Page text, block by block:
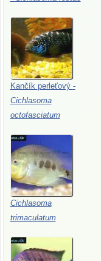
Kančík perleťový -
Cichlasoma
octofasciatum
Cichlasoma
trimaculatum